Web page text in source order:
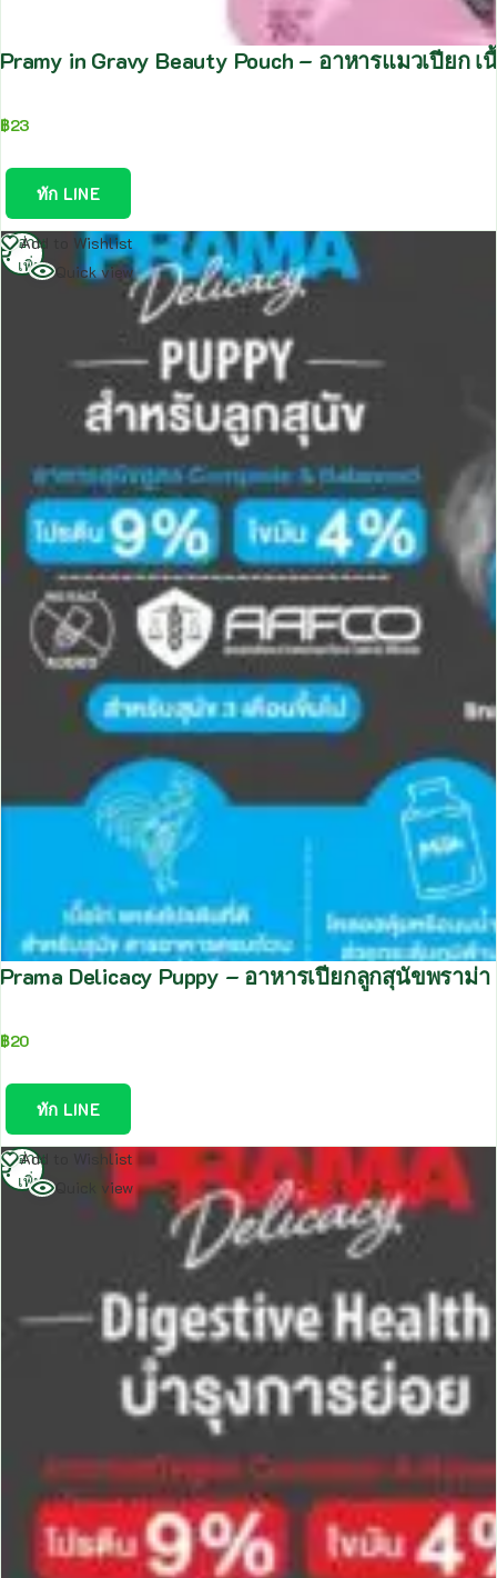
Pramy in Gravy Beauty Pouch – อาหารแมวเปีย
฿23
ทัก LINE
Add to Wishlist
Quick view
Prama Delicacy Puppy – อาหารเปียกลูกสุนัขพรา
฿20
ทัก LINE
อ่าน
เพิ่ม
Add to Wishlist
Quick view
อ่าน
เพิ่ม